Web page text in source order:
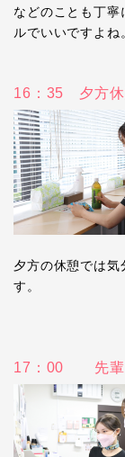
などのことも丁
ルでいいですよね
16：35 夕方休
夕方の休憩では気
す。
17：00 先輩